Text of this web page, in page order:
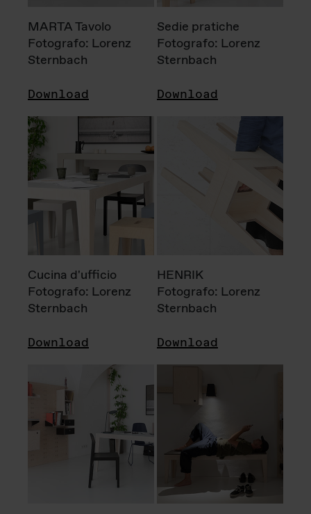
MARTA Tavolo
Fotografo: Lorenz
Sternbach
Download
Sedie pratiche
Fotografo: Lorenz
Sternbach
Download
Cucina d'ufficio
Fotografo: Lorenz
Sternbach
Download
HENRIK
Fotografo: Lorenz
Sternbach
Download